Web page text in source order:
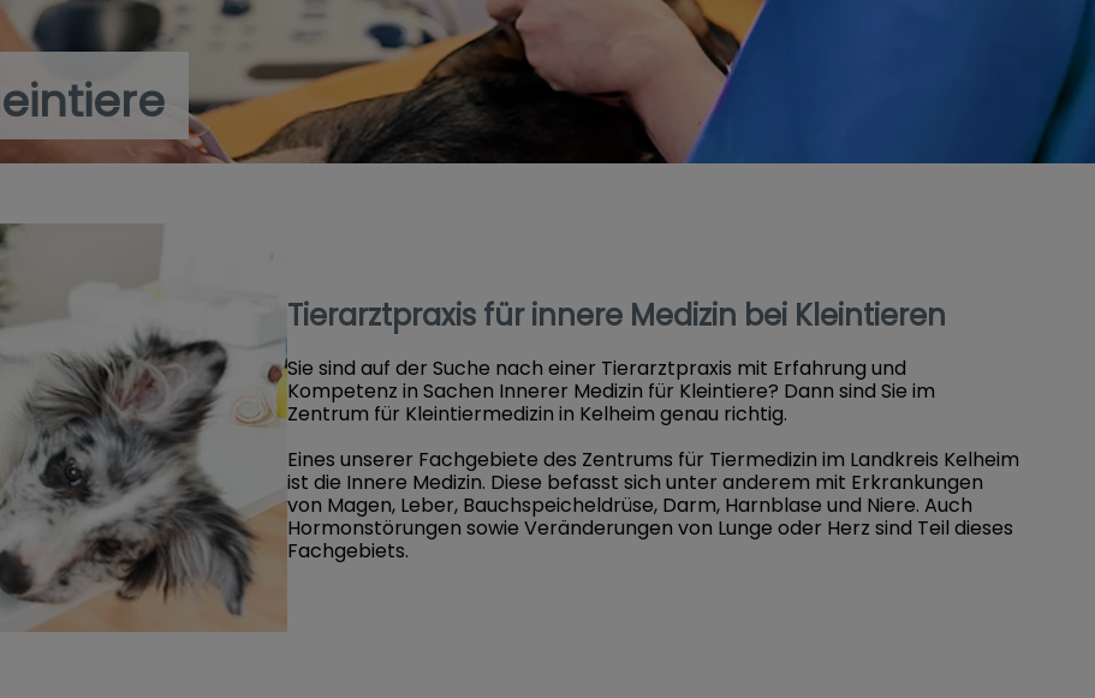
Tierarztpraxis für innere Medizin bei Kleintieren
Sie sind auf der Suche nach einer Tierarztpraxis mit Erfahrung und
Kompetenz in Sachen Innerer Medizin für Kleintiere? Dann sind Sie im
Zentrum für Kleintiermedizin in Kelheim genau richtig.
Eines unserer Fachgebiete des Zentrums für Tiermedizin im Landkreis Kelheim
ist die Innere Medizin. Diese befasst sich unter anderem mit Erkrankungen
von Magen, Leber, Bauchspeicheldrüse, Darm, Harnblase und Niere. Auch
Hormonstörungen sowie Veränderungen von Lunge oder Herz sind Teil dieses
Fachgebiets.